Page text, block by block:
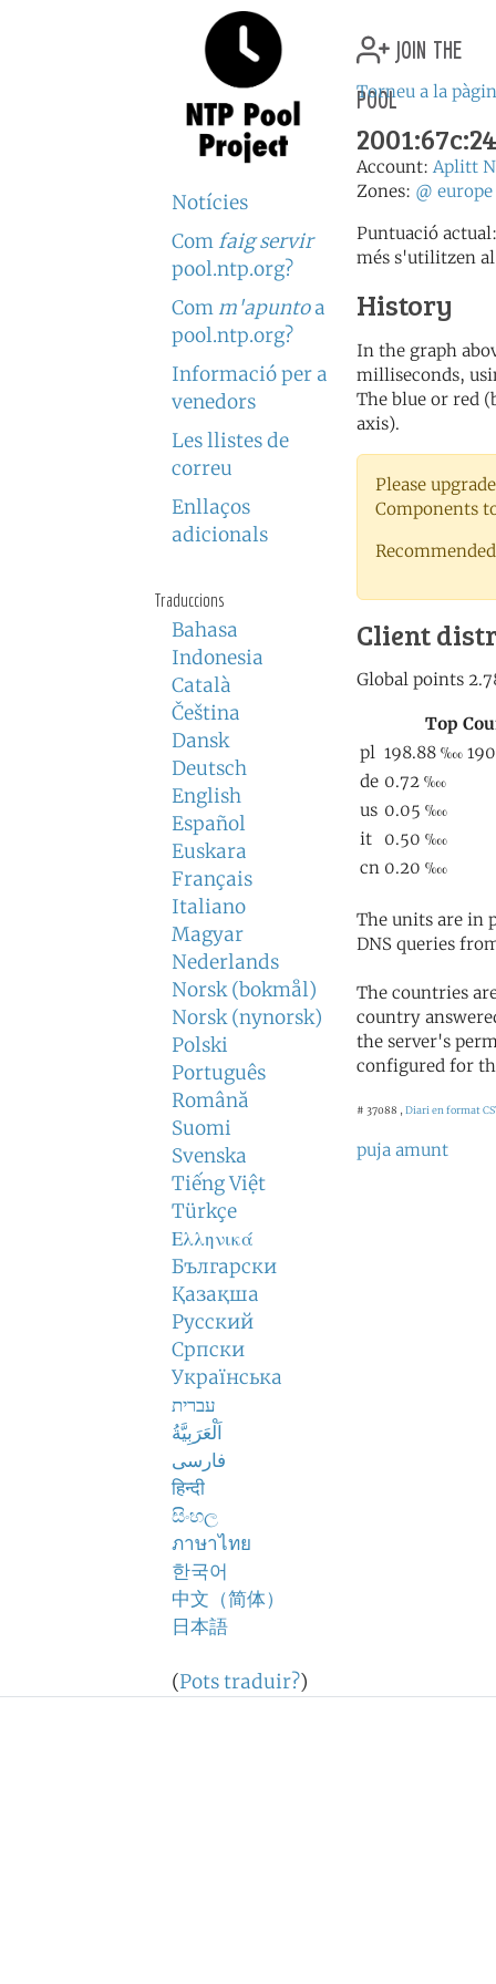
Notícies
Com faig servir
pool.ntp.org?
Com m'apuntoa
pool.ntp.org?
Informació per a
venedors
Les llistes de
correu
Enllaços
adicionals
Traduccions
Bahasa
Indonesia
Català
Čeština
Dansk
Deutsch
English
Español
Euskara
Français
Italiano
Magyar
Nederlands
Norsk (bokmål)
Norsk (nynorsk)
Polski
Português
Română
Suomi
Svenska
Tiếng Việt
Türkçe
Ελληνικά
Български
Қазақша
Русский
Српски
Українська
עברית
اَلْعَرَبِيَّةُ
فارسی
हिन्दी
සිංහල
ภาษาไทย
한국어
中文（简体）
日本語
(Pots traduir?)
join the
pool
Torneu a la
Account: Aplitt
Zones: @ europe
Puntuació
més s'utilitzen
History
In the graph
milliseconds,
The blue or red
axis).
Please
Components
Client
The units are in
DNS queries
The countries
country
the server's
configured for
# 37088 , Diari en format
puja amunt